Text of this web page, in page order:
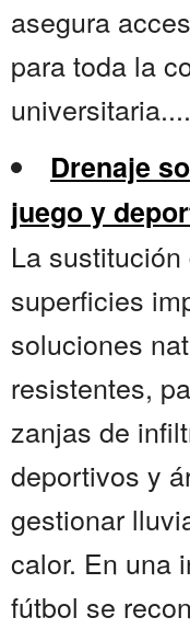
asegura
para toda la
universitaria....
Drenaje
juego y
La
superficies
soluciones
resistentes,
zanjas de
deportivos y
gestionar
calor. En una
fútbol se